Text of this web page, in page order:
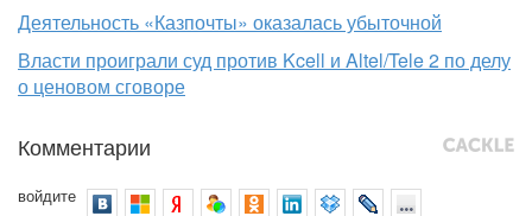
Деятельность «Казпочты» оказалась убыточной
Власти проиграли суд против Kcell и Altel/Tele 2 по делу
о ценовом сговоре
Комментарии
войдите